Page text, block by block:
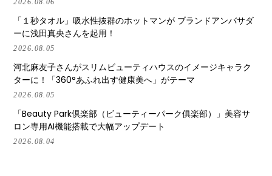
「１秒タオル」吸水性抜群のホットマンが ブランドアンバサダ
ーに浅田真央さんを起用！
2026.08.05
河北麻友子さんがスリムビューティハウスのイメージキャラク
ターに！「360°あふれ出す健康美へ」がテーマ
2026.08.05
「Beauty Park倶楽部（ビューティーパーク俱楽部）」美容サ
ロン専用AI機能搭載で大幅アップデート
2026.08.04